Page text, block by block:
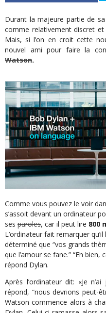
Durant la majeure partie de sa
comme relativement discret
Mais, si l’on en croit cette
nouvel ami pour faire la
Watson.
Comme vous pouvez le voir
s’assoit devant un ordinateur
ses paroles, car il peut lire 800
L’ordinateur fait remarquer
déterminé que “vos grands
que l’amour se fane.” “Eh
répond Dylan.
Après l’ordinateur dit: «Je
répond, “nous devrions peut-
Watson commence alors à